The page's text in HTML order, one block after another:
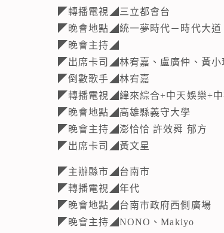
◤轉播電視◢三立都會台
◤晚會地點◢統一夢時代－時代大道
◤晚會主持◢
◤出席卡司◢林宥嘉、盧廣仲、黃小
◤倒數歌手◢林宥嘉
◤轉播電視◢緯來綜合+中天娛樂+中
◤晚會地點◢高雄縣義守大學
◤晚會主持◢澎恰恰 許效舜 郁方
◤出席卡司◢黃文星
◤主辦縣市◢台南市
◤轉播電視◢年代
◤晚會地點◢台南市政府西側廣場
◤晚會主持◢NONO、Makiyo